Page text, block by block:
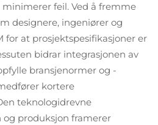
feil. Ved å fremme
designere, ingeniører og
for at prosjektspesifikasjoner er
bidrar integrasjonen av
bransjenormer og -
kortere
teknologidrevne
produksjon framerer